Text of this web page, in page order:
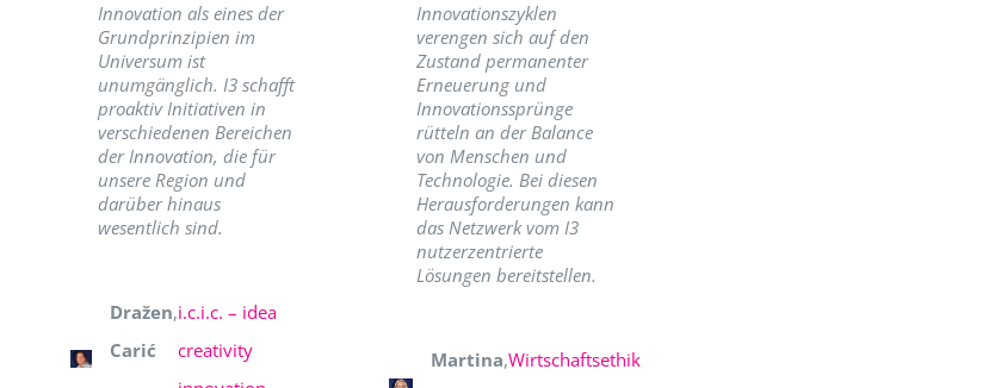
Innovation als eines der
Grundprinzipien im
Universum ist
unumgänglich. I3 schafft
proaktiv Initiativen in
verschiedenen Bereichen
der Innovation, die für
unsere Region und
darüber hinaus
wesentlich sind.
Dražen
Carić
,i.c.i.c. – idea
creativity
Innovationszyklen
verengen sich auf den
Zustand permanenter
Erneuerung und
Innovationssprünge
rütteln an der Balance
von Menschen und
Technologie. Bei diesen
Herausforderungen kann
das Netzwerk vom I3
nutzerzentrierte
Lösungen bereitstellen.
Martina,Wirtschaftsethik